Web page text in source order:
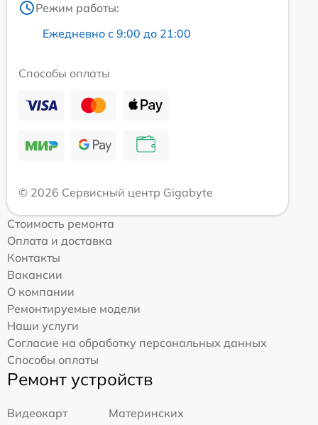
Режим работы:
Ежедневно с 9:00 до 21:00
Способы оплаты
© 2026 Сервисный центр Gigabyte
Стоимость ремонта
Оплата и доставка
Контакты
Вакансии
О компании
Ремонтируемые модели
Наши услуги
Согласие на обработку персональных данных
Способы оплаты
Ремонт устройств
Видеокарт
Материнских